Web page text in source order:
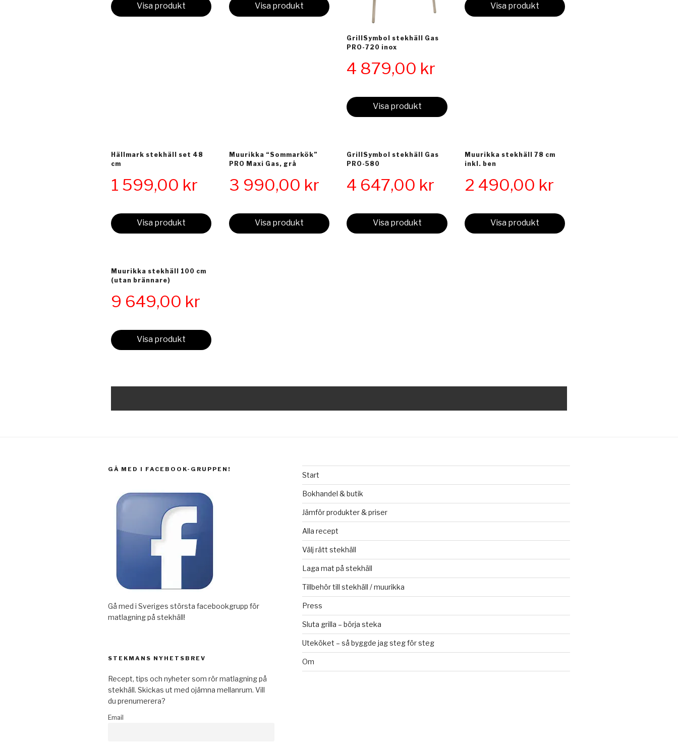
Visa produkt Visa produkt
GrillSymbol stekhäll Gas
PRO-720 inox
4 879,00 kr
Visa produkt
Visa produkt
Hällmark stekhäll set 48
cm
1 599,00 kr
Visa produkt
Muurikka “Sommarkök”
PRO Maxi Gas, grå
3 990,00 kr
Visa produkt
GrillSymbol stekhäll Gas
PRO-580
4 647,00 kr
Visa produkt
Muurikka stekhäll 78 cm
inkl. ben
2 490,00 kr
Visa produkt
Muurikka stekhäll 100 cm
(utan brännare)
9 649,00 kr
Visa produkt
GÅ MED I FACEBOOK-GRUPPEN!
Gå med i Sveriges största facebookgrupp för
matlagning på stekhäll!
STEKMANS NYHETSBREV
Recept, tips och nyheter som rör matlagning på
stekhäll. Skickas ut med ojämna mellanrum. Vill
du prenumerera?
Email
Start
Bokhandel & butik
Jämför produkter & priser
Alla recept
Välj rätt stekhäll
Laga mat på stekhäll
Tillbehör till stekhäll / muurikka
Press
Sluta grilla – börja steka
Uteköket – så byggde jag steg för steg
Om